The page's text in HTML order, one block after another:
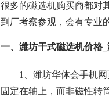
很多的磁选机购买商都对
到厂考察参观，会有专业
一、潍坊干式磁选机价格
1、潍坊华体会手机
固定在轴上，而非磁性转